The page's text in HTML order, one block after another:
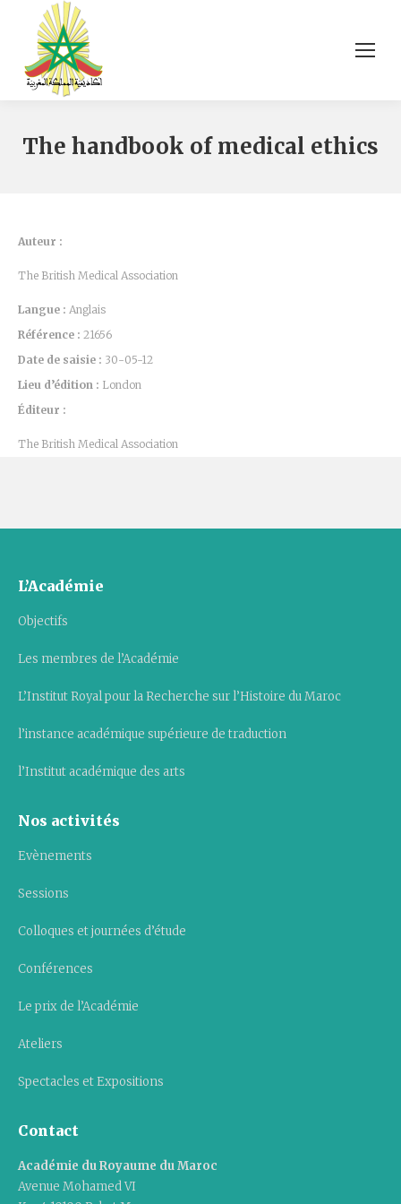
The handbook of medical ethics
Auteur :
The British Medical Association
Langue : Anglais
Référence : 21656
Date de saisie : 30-05-12
Lieu d’édition : London
Éditeur :
The British Medical Association
L’Académie
Objectifs
Les membres de l’Académie
L’Institut Royal pour la Recherche sur l’Histoire du Maroc
l’instance académique supérieure de traduction
l’Institut académique des arts
Nos activités
Evènements
Sessions
Colloques et journées d’étude
Conférences
Le prix de l’Académie
Ateliers
Spectacles et Expositions
Contact
Académie du Royaume du Maroc
Avenue Mohamed VI